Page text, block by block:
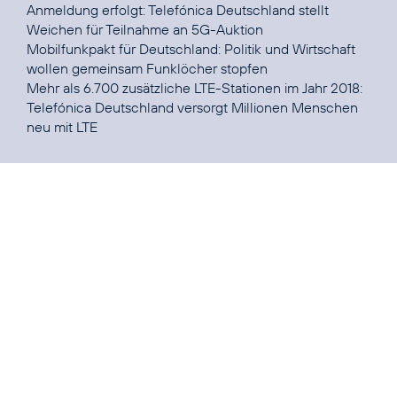
Anmeldung erfolgt:Telefónica Deutschland stellt
Weichen für Teilnahme an 5G-Auktion
Mobilfunkpakt für Deutschland: Politik und Wirtschaft
wollen gemeinsam Funklöcher stopfen
Mehr als 6.700 zusätzliche LTE-Stationen im Jahr 2018:
Telefónica Deutschland versorgt Millionen Menschen
neu mit LTE